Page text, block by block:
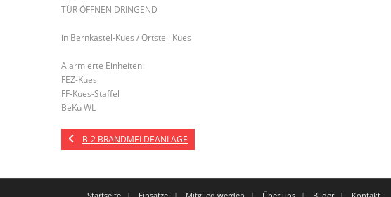
TÜR ÖFFNEN DRINGEND
in Bernkastel-Kues / Ortsteil Kues
Alarmierte Einheiten:
FEZ-Kues
FF-Kues-Staffel
BeKu WL
B-2 BRANDMELDEANLAGE